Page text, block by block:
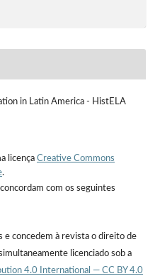
in Latin America - HistELA
licença Creative Commons
.
com os seguintes
concedem à revista o direito de
licenciado sob a
4.0 International — CC BY 4.0